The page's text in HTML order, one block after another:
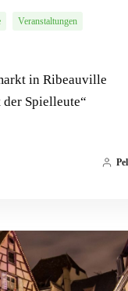
Veranstaltungen
in Ribeauville
Spielleute“